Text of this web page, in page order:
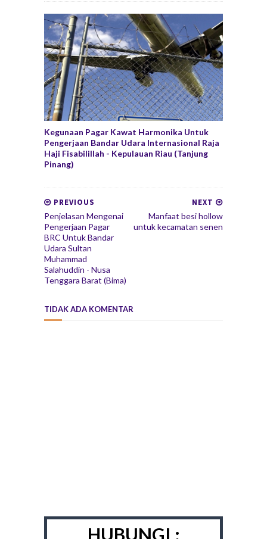
Kegunaan Pagar Kawat Harmonika Untuk
Pengerjaan Bandar Udara Internasional Raja
Haji Fisabilillah - Kepulauan Riau (Tanjung
Pinang)
NEXT
Manfaat besi hollow
untuk kecamatan senen
PREVIOUS
Penjelasan Mengenai
Pengerjaan Pagar
BRC Untuk Bandar
Udara Sultan
Muhammad
Salahuddin - Nusa
Tenggara Barat (Bima)
TIDAK ADA KOMENTAR
HUBUNGI :